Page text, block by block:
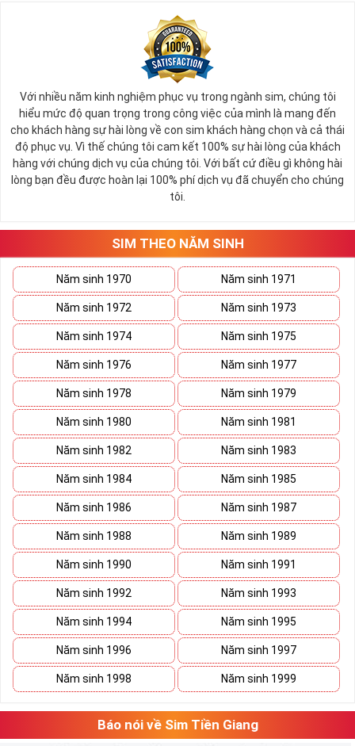
Với nhiều năm kinh nghiệm phục vụ trong ngành sim, chúng tôi
hiểu mức độ quan trọng trong công việc của mình là mang đến
cho khách hàng sự hài lòng về con sim khách hàng chọn và cả thái
độ phục vụ. Vì thế chúng tôi cam kết 100% sự hài lòng của khách
hàng với chúng dịch vụ của chúng tôi. Với bất cứ điều gì không hài
lòng bạn đều được hoàn lại 100% phí dịch vụ đã chuyển cho chúng
tôi.
SIM THEO NĂM SINH
Năm sinh 1970 Năm sinh 1971
Năm sinh 1972 Năm sinh 1973
Năm sinh 1974 Năm sinh 1975
Năm sinh 1976 Năm sinh 1977
Năm sinh 1978 Năm sinh 1979
Năm sinh 1980 Năm sinh 1981
Năm sinh 1982 Năm sinh 1983
Năm sinh 1984 Năm sinh 1985
Năm sinh 1986 Năm sinh 1987
Năm sinh 1988 Năm sinh 1989
Năm sinh 1990 Năm sinh 1991
Năm sinh 1992 Năm sinh 1993
Năm sinh 1994 Năm sinh 1995
Năm sinh 1996 Năm sinh 1997
Năm sinh 1998 Năm sinh 1999
Báo nói về Sim Tiền Giang